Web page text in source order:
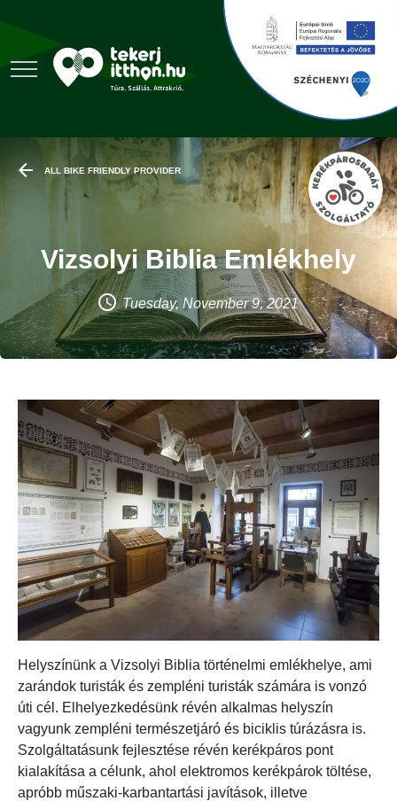
ALL BIKE FRIENDLY PROVIDER
Vizsolyi Biblia Emlékhely
Tuesday, November 9, 2021
Helyszínünk a Vizsolyi Biblia történelmi emlékhelye, ami
zarándok turisták és zempléni turisták számára is vonzó
úti cél. Elhelyezkedésünk révén alkalmas helyszín
vagyunk zempléni természetjáró és biciklis túrázásra is.
Szolgáltatásunk fejlesztése révén kerékpáros pont
kialakítása a célunk, ahol elektromos kerékpárok töltése,
apróbb műszaki-karbantartási javítások, illetve